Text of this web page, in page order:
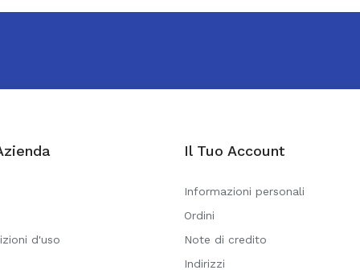
d'uso
Il Tuo Account
Informazioni personali
Ordini
Note di credito
Indirizzi